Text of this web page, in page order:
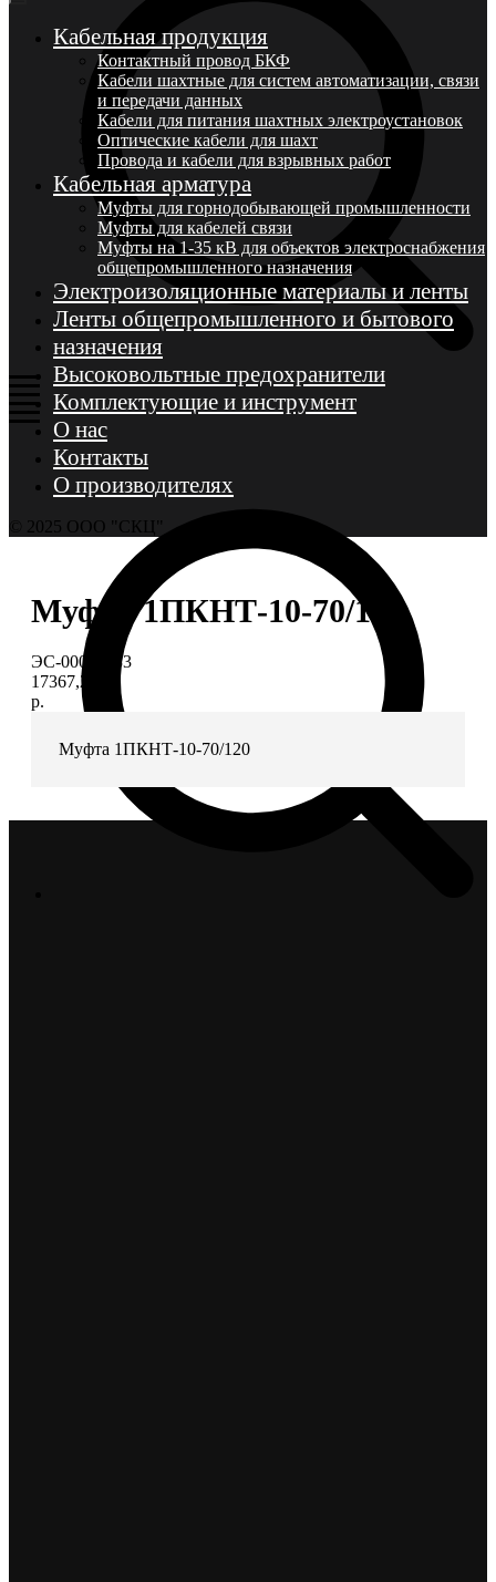
Кабельная продукция
Контактный провод БКФ
Кабели шахтные для систем автоматизации, связи
и передачи данных
Кабели для питания шахтных электроустановок
Оптические кабели для шахт
Провода и кабели для взрывных работ
Кабельная арматура
Муфты для горнодобывающей промышленности
Муфты для кабелей связи
Муфты на 1-35 кВ для объектов электроснабжения
общепромышленного назначения
Электроизоляционные материалы и ленты
Ленты общепромышленного и бытового
назначения
Высоковольтные предохранители
Комплектующие и инструмент
О нас
Контакты
О производителях
© 2025 ООО "СКЦ"
Муфта 1ПКНТ-10-70/120
ЭС-00006833
17367,22
р.
Муфта 1ПКНТ-10-70/120